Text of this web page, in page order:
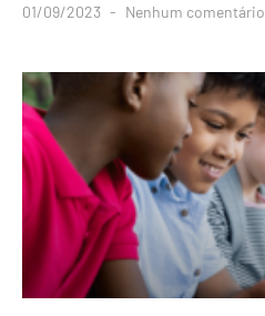
01/09/2023
Nenhum comentário